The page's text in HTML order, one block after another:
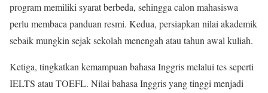
program memiliki syarat berbeda, sehingga calon mahasiswa
perlu membaca panduan resmi. Kedua, persiapkan nilai akademik
sebaik mungkin sejak sekolah menengah atau tahun awal kuliah.
Ketiga, tingkatkan kemampuan bahasa Inggris melalui tes seperti
IELTS atau TOEFL. Nilai bahasa Inggris yang tinggi menjadi